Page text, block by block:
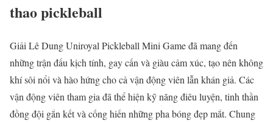
thao pickleball
Giải Lê Dung Uniroyal Pickleball Mini Game đã mang đến
những trận đấu kịch tính, gay cấn và giàu cảm xúc, tạo nên không
khí sôi nổi và hào hứng cho cả vận động viên lẫn khán giả. Các
vận động viên tham gia đã thể hiện kỹ năng điêu luyện, tinh thần
đồng đội gắn kết và cống hiến những pha bóng đẹp mắt. Chung